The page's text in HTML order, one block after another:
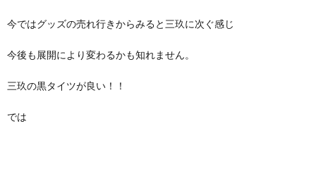
今ではグッズの売れ行きからみると三玖に次ぐ感じ
今後も展開により変わるかも知れません。
三玖の黒タイツが良い！！
では